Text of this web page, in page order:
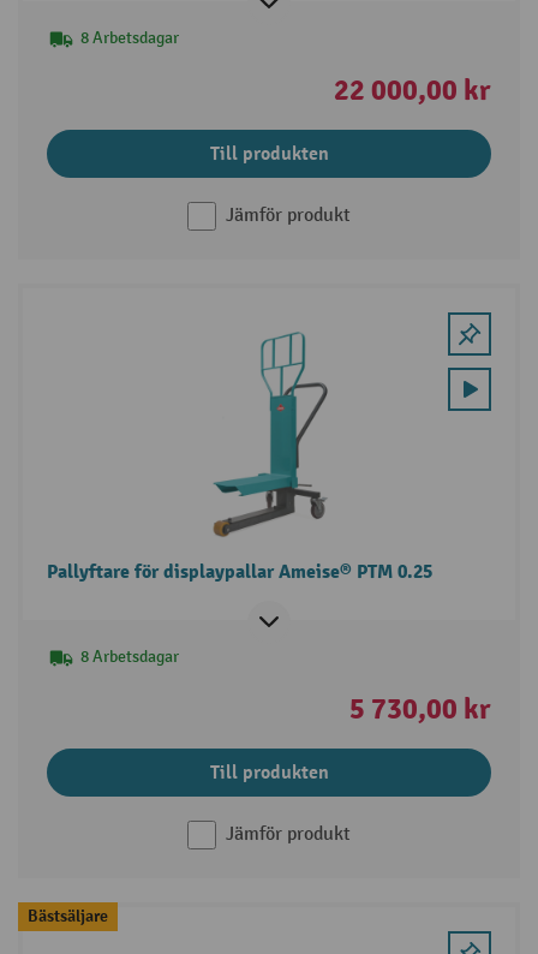
8 Arbetsdagar
22 000,00 kr
Till produkten
Jämför produkt
Pallyftare för displaypallar Ameise® PTM 0.25
8 Arbetsdagar
5 730,00 kr
Till produkten
Jämför produkt
Bästsäljare